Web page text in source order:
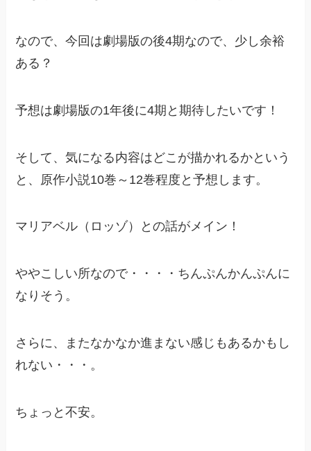
なので、今回は劇場版の後4期なので、少し余裕
ある？
予想は劇場版の1年後に4期と期待したいです！
そして、気になる内容はどこが描かれるかという
と、原作小説10巻～12巻程度と予想します。
マリアベル（ロッゾ）との話がメイン！
ややこしい所なので・・・・ちんぷんかんぷんに
なりそう。
さらに、またなかなか進まない感じもあるかもし
れない・・・。
ちょっと不安。